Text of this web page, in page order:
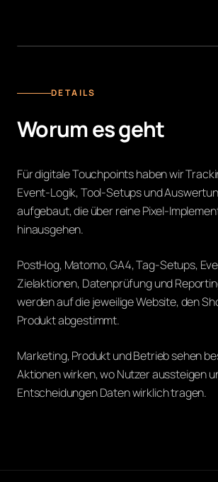
DETAILS
Worum es geht
Für digitale Touchpoints haben wir
Event-Logik, Tool-Setups und
aufgebaut, die über reine Pixel-
hinausgehen.
PostHog, Matomo, GA4, Tag-Setups,
Zielaktionen, Datenprüfung und
werden auf die jeweilige Website, den
Produkt abgestimmt.
Marketing, Produkt und Betrieb sehen
Aktionen wirken, wo Nutzer aussteigen
Entscheidungen Daten wirklich tragen.